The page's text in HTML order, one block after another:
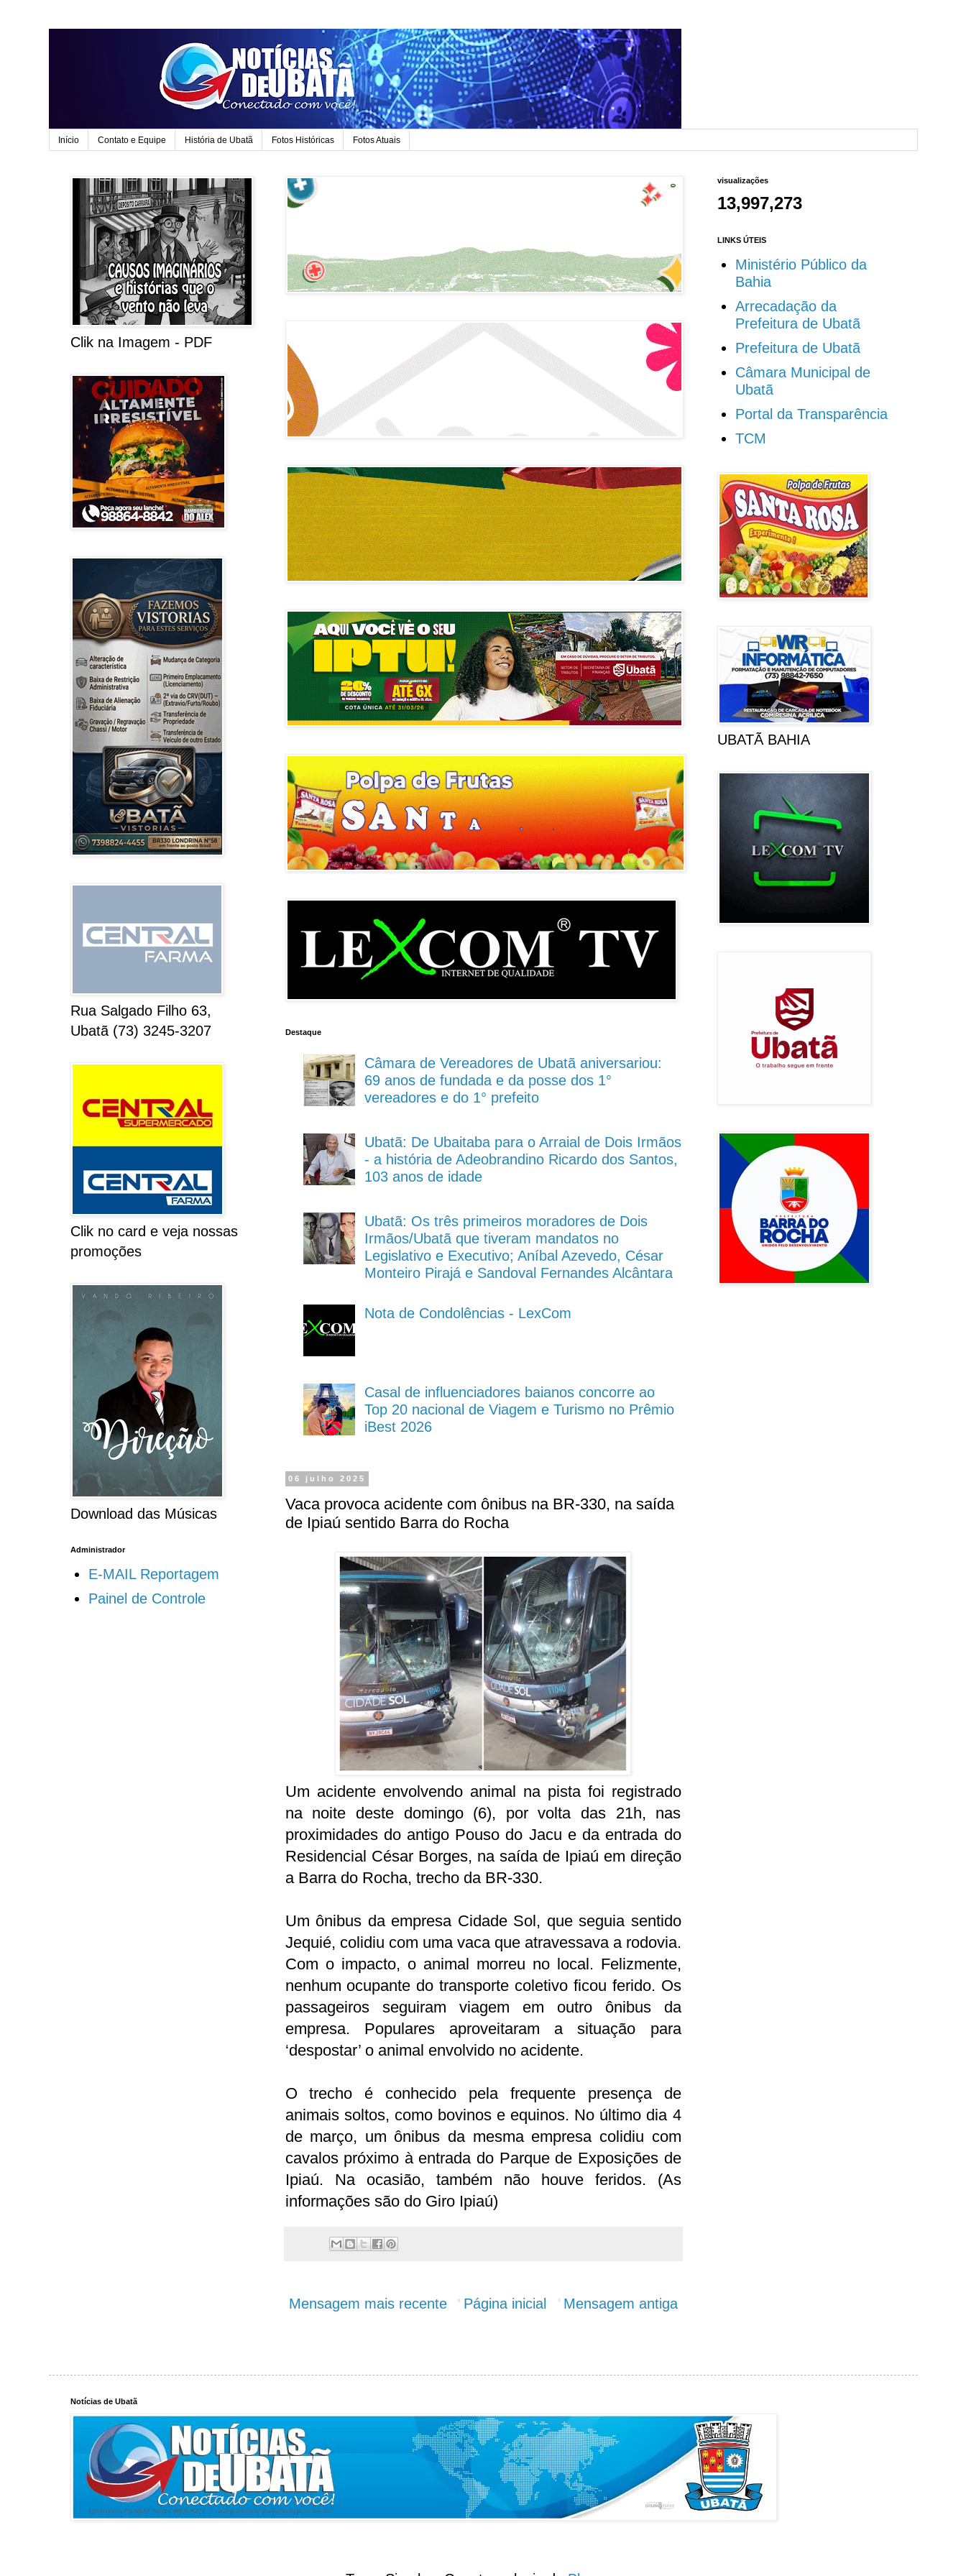
Início Contato e Equipe História de Ubatã Fotos Históricas Fotos Atuais
Destaque
Câmara de Vereadores de Ubatã aniversariou:
69 anos de fundada e da posse dos 1°
vereadores e do 1° prefeito
Ubatã: De Ubaitaba para o Arraial de Dois Irmãos
- a história de Adeobrandino Ricardo dos Santos,
103 anos de idade
Ubatã: Os três primeiros moradores de Dois
Irmãos/Ubatã que tiveram mandatos no
Legislativo e Executivo; Aníbal Azevedo, César
Monteiro Pirajá e Sandoval Fernandes Alcântara
Nota de Condolências - LexCom
Casal de influenciadores baianos concorre ao
Top 20 nacional de Viagem e Turismo no Prêmio
iBest 2026
06 julho 2025
Vaca provoca acidente com ônibus na BR-330, na saída
de Ipiaú sentido Barra do Rocha
Um acidente envolvendo animal na pista foi registrado
na noite deste domingo (6), por volta das 21h, nas
proximidades do antigo Pouso do Jacu e da entrada do
Residencial César Borges, na saída de Ipiaú em direção
a Barra do Rocha, trecho da BR-330.
Um ônibus da empresa Cidade Sol, que seguia sentido
Jequié, colidiu com uma vaca que atravessava a rodovia.
Com o impacto, o animal morreu no local. Felizmente,
nenhum ocupante do transporte coletivo ficou ferido. Os
passageiros seguiram viagem em outro ônibus da
empresa. Populares aproveitaram a situação para
‘despostar’ o animal envolvido no acidente.
O trecho é conhecido pela frequente presença de
animais soltos, como bovinos e equinos. No último dia 4
de março, um ônibus da mesma empresa colidiu com
cavalos próximo à entrada do Parque de Exposições de
Ipiaú. Na ocasião, também não houve feridos. (As
informações são do Giro Ipiaú)
Mensagem mais recente Mensagem antiga
Página inicial
Clik na Imagem - PDF
Rua Salgado Filho 63,
Ubatã (73) 3245-3207
Clik no card e veja nossas
promoções
Download das Músicas
Administrador
E-MAIL Reportagem
Painel de Controle
visualizações
13,997,273
LINKS ÚTEIS
Ministério Público da
Bahia
Arrecadação da
Prefeitura de Ubatã
Prefeitura de Ubatã
Câmara Municipal de
Ubatã
Portal da Transparência
TCM
UBATÃ BAHIA
Notícias de Ubatã